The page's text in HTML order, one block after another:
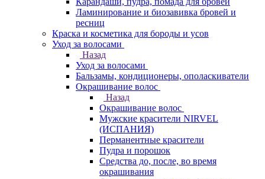
Ламинирование и биозавивка бровей и
ресниц
Краска и косметика для бороды и усов
Уход за волосами
Назад
Уход за волосами
Бальзамы, кондиционеры, ополаскиватели
Окрашивание волос
Назад
Окрашивание волос
Мужские красители NIRVEL
(ИСПАНИЯ)
Перманентные красители
Пудра и порошок
Средства до, после, во время
окрашивания